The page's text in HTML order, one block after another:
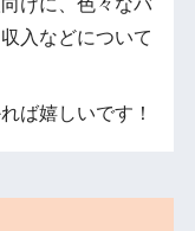
入などについて
ば嬉しいです！